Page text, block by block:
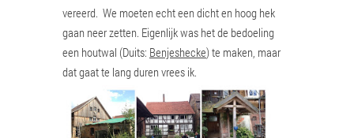
vereerd. We moeten echt een dicht en hoog hek
gaan neer zetten. Eigenlijk was het de bedoeling
een houtwal (Duits: Benjeshecke) te maken, maar
dat gaat te lang duren vrees ik.